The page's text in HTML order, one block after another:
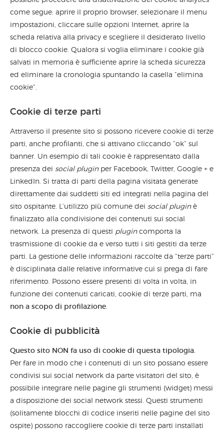
come segue: aprire il proprio browser, selezionare il menu
impostazioni, cliccare sulle opzioni Internet, aprire la
scheda relativa alla privacy e scegliere il desiderato livello
di blocco cookie. Qualora si voglia eliminare i cookie già
salvati in memoria è sufficiente aprire la scheda sicurezza
ed eliminare la cronologia spuntando la casella “elimina
cookie“.
Cookie di terze parti
Attraverso il presente sito si possono ricevere cookie di terze
parti, anche profilanti, che si attivano cliccando “ok” sul
banner. Un esempio di tali cookie è rappresentato dalla
presenza dei social plugin per Facebook, Twitter, Google + e
LinkedIn. Si tratta di parti della pagina visitata generate
direttamente dai suddetti siti ed integrati nella pagina del
sito ospitante. L’utilizzo più comune dei social plugin è
finalizzato alla condivisione dei contenuti sui social
network. La presenza di questi plugin comporta la
trasmissione di cookie da e verso tutti i siti gestiti da terze
parti. La gestione delle informazioni raccolte da “terze parti”
è disciplinata dalle relative informative cui si prega di fare
riferimento. Possono essere presenti di volta in volta, in
funzione dei contenuti caricati, cookie di terze parti, ma
non a scopo di profilazione.
Cookie di pubblicità
Questo sito NON fa uso di cookie di questa tipologia.
Per fare in modo che i contenuti di un sito possano essere
condivisi sui social network da parte visitatori del sito, è
possibile integrare nelle pagine gli strumenti (widget) messi
a disposizione dei social network stessi. Questi strumenti
(solitamente blocchi di codice inseriti nelle pagine del sito
ospite) possono raccogliere cookie di terze parti installati